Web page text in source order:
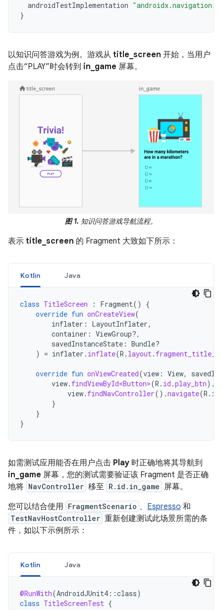
androidTestImplementation
}
以知识问答游戏为例。游戏从 title_screen 开始，当用户
点击“PLAY”时会转到 in_game 屏幕。
图 1. 知识问答游戏导航流程。
表示 title_screen 的 Fragment 大致如下所示：
Kotlin Java
class TitleScreen : Fragment()
{
override fun onCreateView(
inflater : LayoutInflater,
container : ViewGroup?,
savedInstanceState : Bundle?
)
= inflater . inflate(R . layout .
override fun onViewCreated(view : View,
view. findViewById<Button>(R . id .play_btn).
view. findNavController().navigate(R . id
}
}
}
如需测试应用能否在用户点击 Play 时正确地将其导航到
in_game 屏幕，您的测试需要验证该 Fragment 是否正确
地将 NavController 移至 R.id.in_game
屏幕。
您可以结合使用 FragmentScenario 、 Espresso 和
TestNavHostController 重新创建测试此场景所需的条
件，如以下示例所示：
Kotlin Java
@RunWith(AndroidJUnit4 ::class)
class TitleScreenTest {